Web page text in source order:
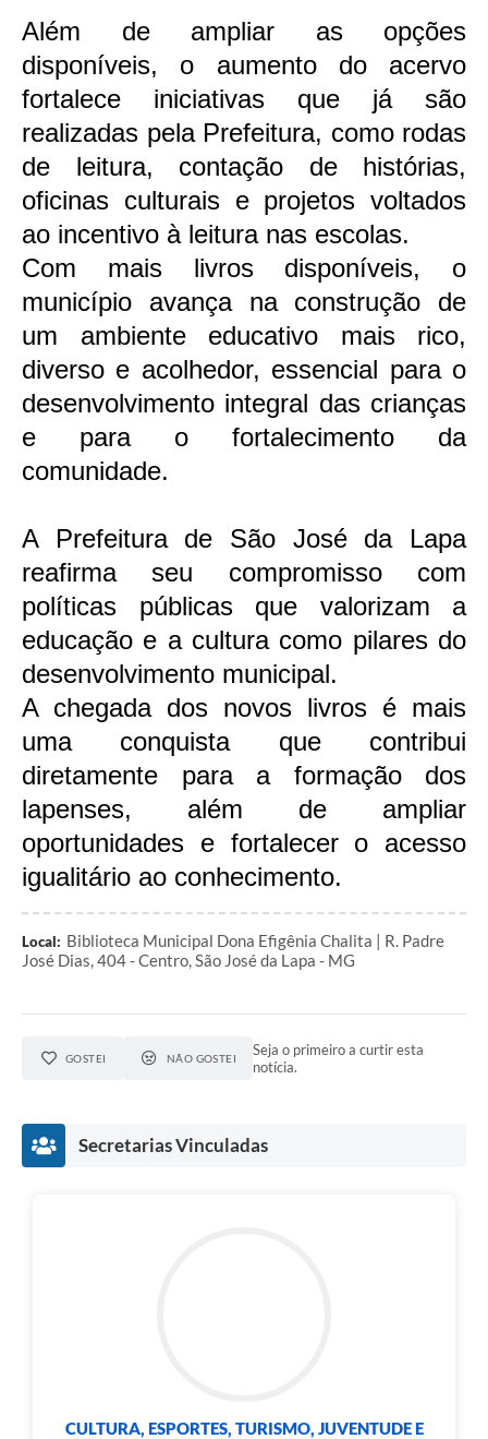
Além de ampliar as opções
disponíveis, o aumento do acervo
fortalece iniciativas que já são
realizadas pela Prefeitura, como rodas
de leitura, contação de histórias,
oficinas culturais e projetos voltados
ao incentivo à leitura nas escolas.
Com mais livros disponíveis, o
município avança na construção de
um ambiente educativo mais rico,
diverso e acolhedor, essencial para o
desenvolvimento integral das crianças
e para o fortalecimento da
comunidade.
A Prefeitura de São José da Lapa
reafirma seu compromisso com
políticas públicas que valorizam a
educação e a cultura como pilares do
desenvolvimento municipal.
A chegada dos novos livros é mais
uma conquista que contribui
diretamente para a formação dos
lapenses, além de ampliar
oportunidades e fortalecer o acesso
igualitário ao conhecimento.
Local: Biblioteca Municipal Dona Efigênia Chalita | R. Padre
José Dias, 404 - Centro, São José da Lapa - MG
GOSTEI NÃO GOSTEI
Seja o primeiro a curtir esta
notícia.
Secretarias Vinculadas
CULTURA, ESPORTES, TURISMO, JUVENTUDE E